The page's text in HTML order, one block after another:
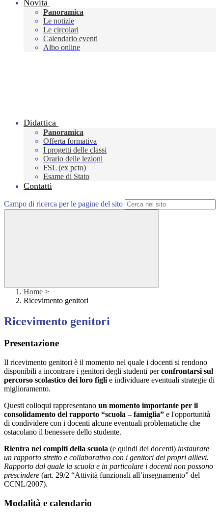
Novità
Panoramica
Le notizie
Le circolari
Calendario eventi
Albo online
Didattica
Panoramica
Offerta formativa
I progetti delle classi
Orario delle lezioni
FSL (ex pcto)
Esame di Stato
Contatti
Campo di ricerca per le pagine del sito
Home >
Ricevimento genitori
Ricevimento genitori
Presentazione
Il ricevimento genitori è il momento nel quale i docenti si rendono
disponibili a incontrare i genitori degli studenti perconfrontarsi sul
percorso scolastico dei loro figli e individuare eventuali strategie di
miglioramento.
Questi colloqui rappresentano un momento importante per il
consolidamento del rapporto “scuola – famiglia” e l'opportunità
di condividere con i docenti alcune eventuali problematiche che
ostacolano il benessere dello studente.
Rientra nei compiti della scuola (e quindi dei docenti) instaurare
un rapporto stretto e collaborativo con i genitori dei propri allievi.
Rapporto dal quale la scuola e in particolare i docenti non possono
prescindere (art. 29/2 “Attività funzionali all’insegnamento” del
CCNL/2007).
Modalità e calendario